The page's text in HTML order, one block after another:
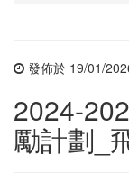
發佈於 19/01/
2024-
勵計劃_